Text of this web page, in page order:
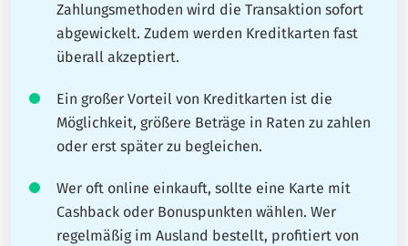
Zahlungsmethoden wird die Transaktion sofort
abgewickelt. Zudem werden Kreditkarten fast
überall akzeptiert.
Ein großer Vorteil von Kreditkarten ist die
Möglichkeit, größere Beträge in Raten zu zahlen
oder erst später zu begleichen.
Wer oft online einkauft, sollte eine Karte mit
Cashback oder Bonuspunkten wählen. Wer
regelmäßig im Ausland bestellt, profitiert von